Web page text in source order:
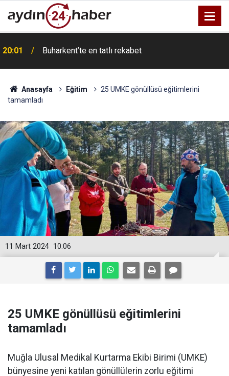
20:01 Buharkent’te en tatlı rekabet
Anasayfa Eğitim
25 UMKE gönüllüsü eğitimlerini
tamamladı
10:06
11 Mart 2024
25 UMKE gönüllüsü eğitimlerini
tamamladı
Muğla Ulusal Medikal Kurtarma Ekibi Birimi (UMKE)
bünyesine yeni katılan gönüllülerin zorlu eğitimi